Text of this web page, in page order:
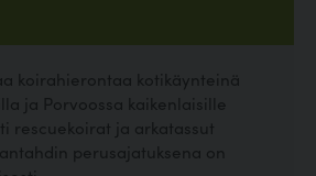
koirahierontaa kotikäynteinä
ja Porvoossa kaikenlaisille
rescuekoirat ja arkatassut
perusajatuksena on